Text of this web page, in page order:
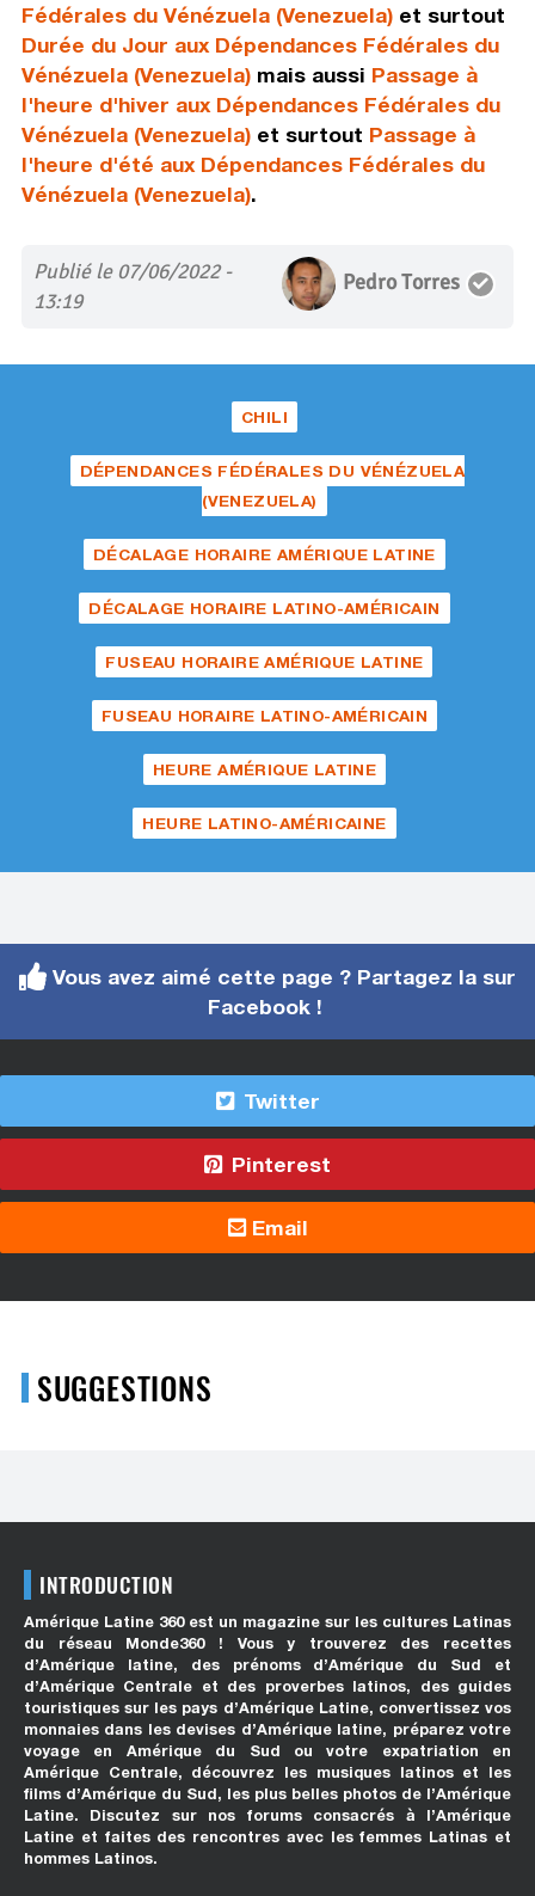
Fédérales du Vénézuela (Venezuela)et surtout
Durée du Jour aux Dépendances Fédérales du
Vénézuela (Venezuela)mais aussi Passage à
l'heure d'hiver aux Dépendances Fédérales du
Vénézuela (Venezuela)et surtout Passage à
l'heure d'été aux Dépendances Fédérales du
Vénézuela (Venezuela).
Publié le 07/06/2022 -
13:19
Pedro Torres
CHILI
DÉPENDANCES FÉDÉRALES DU VÉNÉZUELA
(VENEZUELA)
DÉCALAGE HORAIRE AMÉRIQUE LATINE
DÉCALAGE HORAIRE LATINO-AMÉRICAIN
FUSEAU HORAIRE AMÉRIQUE LATINE
FUSEAU HORAIRE LATINO-AMÉRICAIN
HEURE AMÉRIQUE LATINE
HEURE LATINO-AMÉRICAINE
Vous avez aimé cette page ? Partagez la sur
Facebook !
Twitter
Pinterest
Email
SUGGESTIONS
INTRODUCTION
Amérique Latine 360 est un magazine sur les cultures Latinas
du réseau Monde360 ! Vous y trouverez des recettes
d’Amérique latine, des prénoms d’Amérique du Sud et
d’Amérique Centrale et des proverbes latinos, des guides
touristiques sur les pays d’Amérique Latine, convertissez vos
monnaies dans les devises d’Amérique latine, préparez votre
voyage en Amérique du Sud ou votre expatriation en
Amérique Centrale, découvrez les musiques latinos et les
films d’Amérique du Sud, les plus belles photos de l’Amérique
Latine. Discutez sur nos forums consacrés à l’Amérique
Latine et faites des rencontres avec les femmes Latinas et
hommes Latinos.